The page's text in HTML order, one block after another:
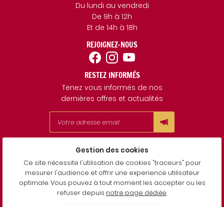
Du lundi au vendredi
De 9h à 12h
Et de 14h à 18h
REJOIGNEZ-NOUS
RESTEZ INFORMÉS
Tenez vous informés de nos
dernières offres et actualités
Mentions Légales
Conditions générales d'utilisation
Politique de confidentialité
Gestion des cookies
Sitemap
Gestion des cookies
Ce site nécessite l'utilisation de cookies "traceurs" pour
mesurer l'audience et offrir une experience utilisateur
optimale. Vous pouvez à tout moment les accepter ou les
refuser depuis notre page dédiée.